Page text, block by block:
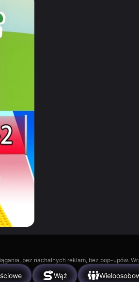
bez nachalnych reklam, bez pop-upów.
Wąż